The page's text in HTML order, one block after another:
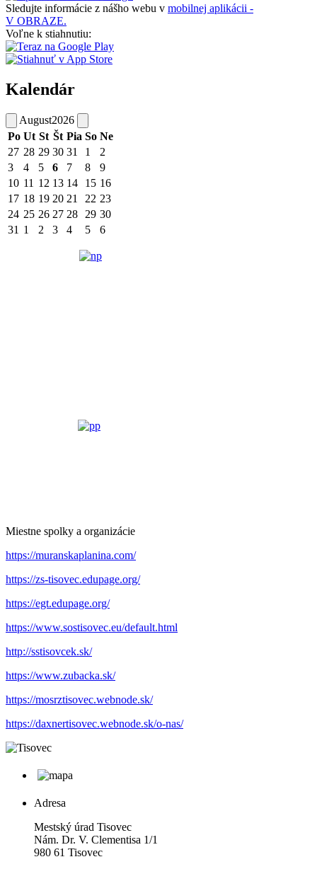
Sledujte informácie z nášho webu v mobilnej aplikácii -
V OBRAZE.
Voľne k stiahnutiu:
Kalendár
August2026
Po Ut St Št Pia So Ne
27 28 29 30 31 1
2
3
4 5 6 7 8
9
10 11 12 13 14 15 16
17 18 19 20 21 22 23
24 25 26 27 28 29 30
31 1 2 3 4 5 6
Miestne spolky a organizácie
https://muranskaplanina.com/
https://zs-tisovec.edupage.org/
https://egt.edupage.org/
https://www.sostisovec.eu/default.html
http://sstisovcek.sk/
https://www.zubacka.sk/
https://mosrztisovec.webnode.sk/
https://daxnertisovec.webnode.sk/o-nas/
Adresa
Mestský úrad Tisovec
Nám. Dr. V. Clementisa 1/1
980 61 Tisovec